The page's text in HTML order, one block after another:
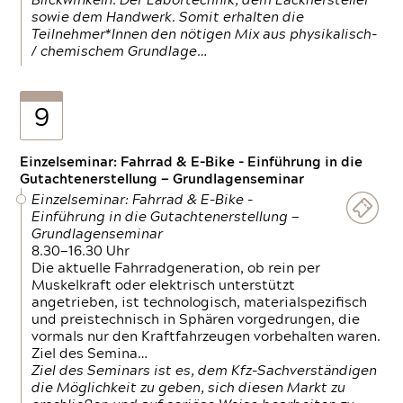
sowie dem Handwerk. Somit erhalten die
Teilnehmer*Innen den nötigen Mix aus physikalisch-
/ chemischem Grundlage…
9
Einzelseminar: Fahrrad & E-Bike - Einführung in die
Gutachtenerstellung — Grundlagenseminar
Einzelseminar: Fahrrad & E-Bike -
Einführung in die Gutachtenerstellung —
Grundlagenseminar
8.30—16.30 Uhr
Die aktuelle Fahrradgeneration, ob rein per
Muskelkraft oder elektrisch unterstützt
angetrieben, ist technologisch, materialspezifisch
und preistechnisch in Sphären vorgedrungen, die
vormals nur den Kraftfahrzeugen vorbehalten waren.
Ziel des Semina…
Ziel des Seminars ist es, dem Kfz-Sachverständigen
die Möglichkeit zu geben, sich diesen Markt zu